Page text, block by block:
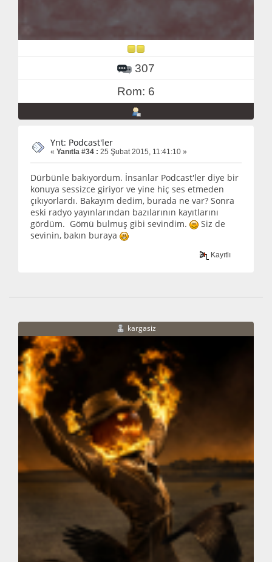
307
Rom: 6
Ynt: Podcast'ler
« Yanıtla #34 : 25 Şubat 2015, 11:41:10 »
Dürbünle bakıyordum. İnsanlar Podcast'ler diye bir
konuya sessizce giriyor ve yine hiç ses etmeden
çıkıyorlardı. Bakayım dedim, burada ne var? Sonra
eski radyo yayınlarından bazılarının kayıtlarını
gördüm. Gömü bulmuş gibi sevindim.
Siz de
sevinin, bakın buraya
Kayıtlı
kargasiz